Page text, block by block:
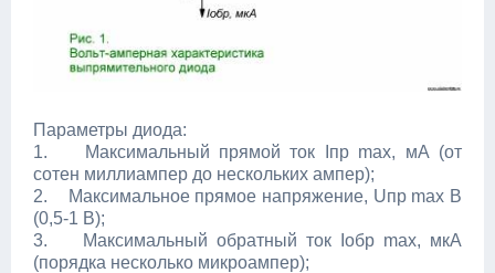
Параметры диода:
1. Максимальный прямой ток Iпр max, мА (от
сотен миллиампер до нескольких ампер);
2. Максимальное прямое напряжение, Uпр max В
(0,5-1 В);
3. Максимальный обратный ток Iобр max, мкА
(порядка несколько микроампер);